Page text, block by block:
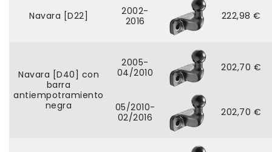
Navara [D22]
2002-
2016
222,98 €
Navara [D40] con
barra
antiempotramiento
negra
2005-
04/2010
05/2010-
02/2016
202,70 €
202,70 €